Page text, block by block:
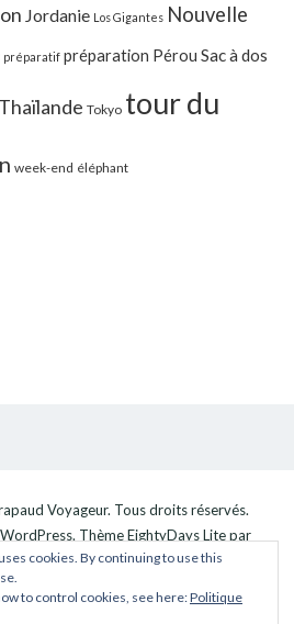
Jordanie Los Gigantes Nouvelle
préparatif préparation Pérou Sac à dos
Thaïlande Tokyo tour du
week-end éléphant
Voyageur. Tous droits réservés.
WordPress. ThèmeEightyDays Litepar
GretaThemes.
cookies. By continuing to use this
to control cookies, see here:Politique